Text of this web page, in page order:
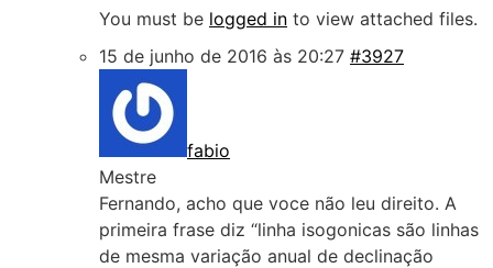
You must be logged in to view attached files.
15 de junho de 2016 às 20:27 #3927
fabio
Mestre
Fernando, acho que voce não leu direito. A
primeira frase diz “linha isogonicas são linhas
de mesma variação anual de declinação